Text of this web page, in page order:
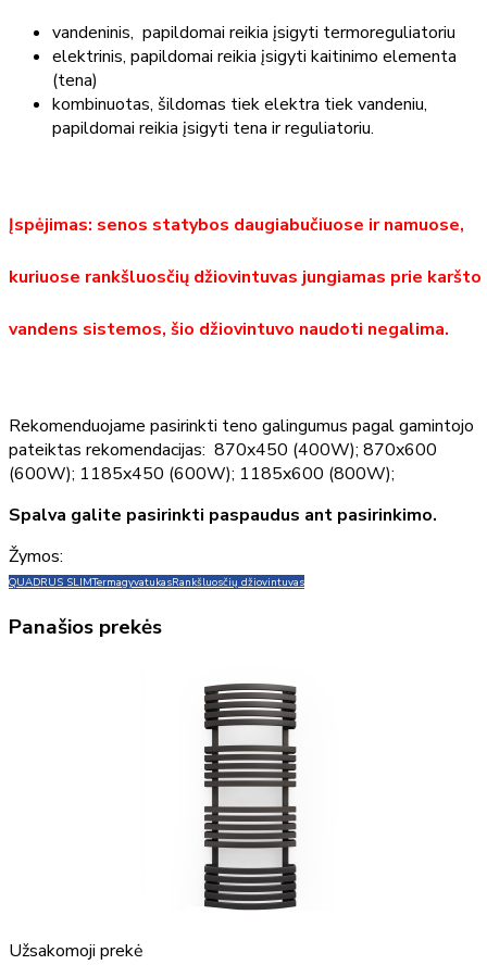
vandeninis, papildomai reikia įsigyti termoreguliatoriu
elektrinis, papildomai reikia įsigyti kaitinimo elementa
(tena)
kombinuotas, šildomas tiek elektra tiek vandeniu,
papildomai reikia įsigyti tena ir reguliatoriu.
Įspėjimas: senos statybos daugiabučiuose ir namuose,
kuriuose rankšluosčių džiovintuvas jungiamas prie karšto
vandens sistemos, šio džiovintuvo naudoti negalima.
Rekomenduojame pasirinkti teno galingumus pagal gamintojo
pateiktas rekomendacijas: 870x450 (400W); 870x600
(600W); 1185x450 (600W); 1185x600 (800W);
Spalva galite pasirinkti paspaudus ant pasirinkimo.
Žymos:
QUADRUS SLIMTermagyvatukasRankšluosčių džiovintuvas
Panašios prekės
Užsakomoji prekė